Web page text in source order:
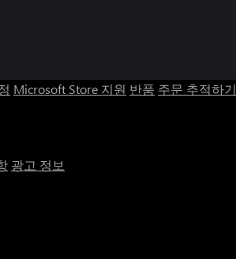
Microsoft Store 지원 반품 주문 추적하기
광고 정보